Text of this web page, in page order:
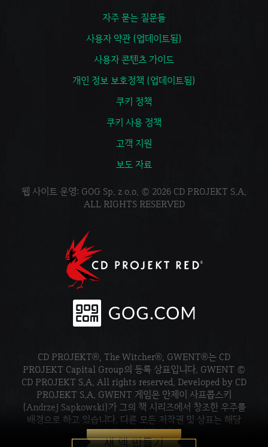
새 덱 만들기
자주 묻는 질문들
사용자 약관 (업데이트됨)
사용자 콘텐츠 가이드
개인 정보 보호정책 (업데이트됨)
쿠키 정책
쿠키 사용 정책
고객 지원
보도 자료
웹 사이트 운영: GOG Sp. z o.o. © 2026 CD PROJEKT S.A.
ALL RIGHTS RESERVED
CD PROJEKT®, The Witcher®, GWENT®는 CD
PROJEKT Capital Group의 등록 상표입니다. GWENT ©
CD PROJEKT S.A. All rights reserved. Developed by CD
PROJEKT S.A. GWENT 게임은 안제이 사프콥스키
(Andrzej Sapkowski)가 그의 책 시리즈에서 창조한 우주를
배경으로 하고 있습니다. 다른 모든 저작권 및 상표는 해당
소유주의 재산입니다.